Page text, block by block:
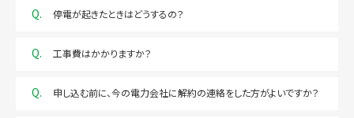
Q. 停電が起きたときはどうするの？
Q. 工事費はかかりますか？
Q. 申し込む前に、今の電力会社に解約の連絡をした方がよいですか？